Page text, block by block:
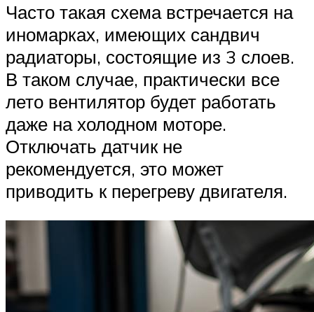
Часто такая схема встречается на
иномарках, имеющих сандвич
радиаторы, состоящие из 3 слоев.
В таком случае, практически все
лето вентилятор будет работать
даже на холодном моторе.
Отключать датчик не
рекомендуется, это может
приводить к перегреву двигателя.